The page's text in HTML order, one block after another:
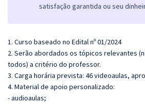
satisfação garantida ou seu
1. Curso baseado no Edital nº 01/2024
2. Serão abordados os tópicos relevantes
todos) a critério do professor.
3. Carga horária prevista: 46 videoaulas,
4. Material de apoio personalizado:
- audioaulas;